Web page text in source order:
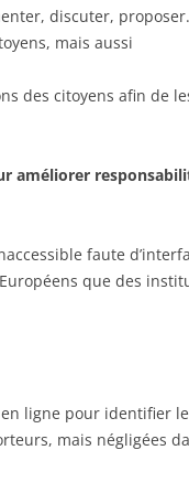
discuter,
mais aussi
des citoyens afin de
améliorer
faute
que des
ligne pour identifier
mais négligées